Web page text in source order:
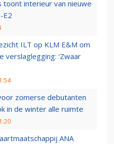
toont interieur van nieuwe
E2
ILT op KLM E&M om
verslaglegging: ‘Zwaar
zomerse debutanten
in de winter alle ruimte
ANA